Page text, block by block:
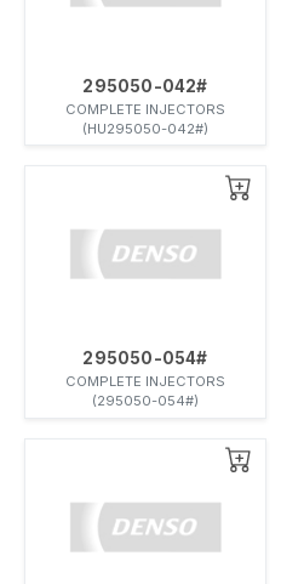
295050-042#
COMPLETE INJECTORS
(HU295050-042#)
295050-054#
COMPLETE INJECTORS
(295050-054#)